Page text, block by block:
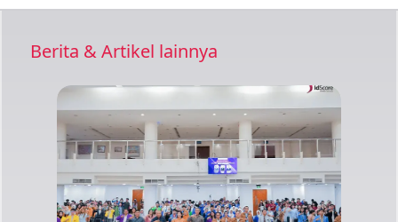
Berita & Artikel lainnya